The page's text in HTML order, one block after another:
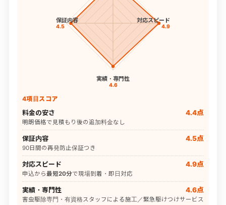
対応スピード
4.9
実績・専門性
4.6
保証内容
4.5
4項目スコア
料金の安さ 4.4点
明朗価格で見積もり後の追加料金なし
保証内容 4.5点
90日間の再発防止保証つき
対応スピード 4.9点
申込から最短20分で現場到着・即日対応
実績・専門性 4.6点
害虫駆除専門・有資格スタッフによる施工／緊急駆けつけサービス